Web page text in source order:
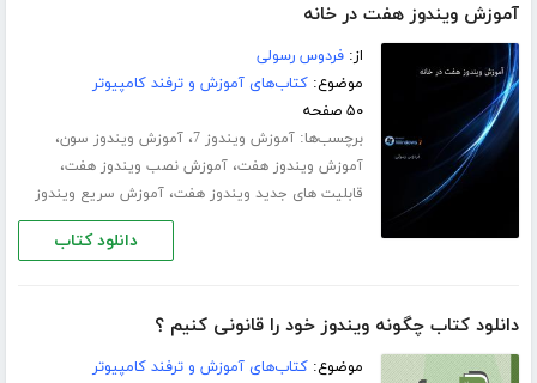
آموزش ویندوز هفت در خانه
از:فردوس رسولی
موضوع:کتاب‌های آموزش و ترفند کامپیوتر
۵۰ صفحه
برچسب‌ها:آموزش ویندوز 7 ،آموزش ویندوز سون،
آموزش ویندوز هفت،آموزش نصب ویندوز هفت،
قابلیت های جدید ویندوز هفت،آموزش سریع ویندوز
دانلود کتاب
دانلود کتاب چگونه ویندوز خود را قانونی کنیم ؟
موضوع:کتاب‌های آموزش و ترفند کامپیوتر